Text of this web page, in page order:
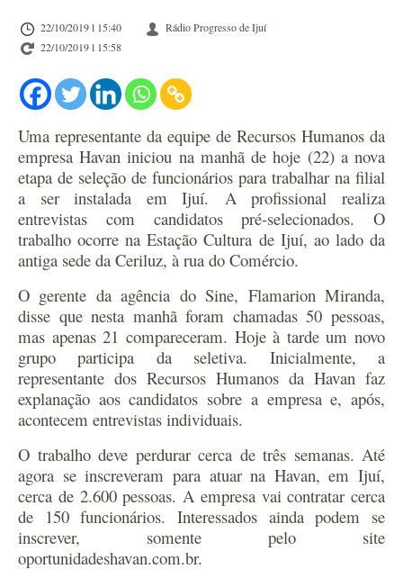
22/10/2019 l 15:40
Rádio Progresso de Ijuí
22/10/2019 l 15:58
Uma representante da equipe de Recursos Humanos da
empresa Havan iniciou na manhã de hoje (22) a nova
etapa de seleção de funcionários para trabalhar na filial
a ser instalada em Ijuí. A profissional realiza
entrevistas com candidatos pré-selecionados. O
trabalho ocorre na Estação Cultura de Ijuí, ao lado da
antiga sede da Ceriluz, à rua do Comércio.
O gerente da agência do Sine, Flamarion Miranda,
disse que nesta manhã foram chamadas 50 pessoas,
mas apenas 21 compareceram. Hoje à tarde um novo
grupo participa da seletiva. Inicialmente, a
representante dos Recursos Humanos da Havan faz
explanação aos candidatos sobre a empresa e, após,
acontecem entrevistas individuais.
O trabalho deve perdurar cerca de três semanas. Até
agora se inscreveram para atuar na Havan, em Ijuí,
cerca de 2.600 pessoas. A empresa vai contratar cerca
de 150 funcionários. Interessados ainda podem se
inscrever, somente pelo site
oportunidadeshavan.com.br.